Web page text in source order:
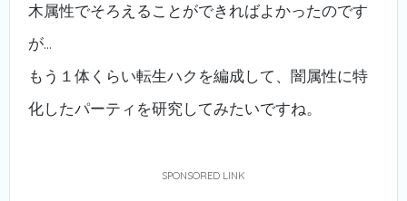
木属性でそろえることができればよかったのです
が…
もう１体くらい転生ハクを編成して、闇属性に特
化したパーティを研究してみたいですね。
SPONSORED LINK